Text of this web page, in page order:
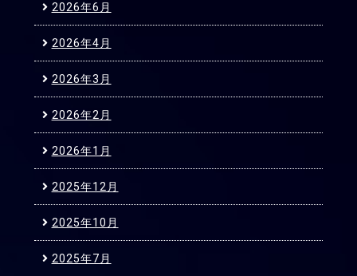
2026年6月
2026年4月
2026年3月
2026年2月
2026年1月
2025年12月
2025年10月
2025年7月